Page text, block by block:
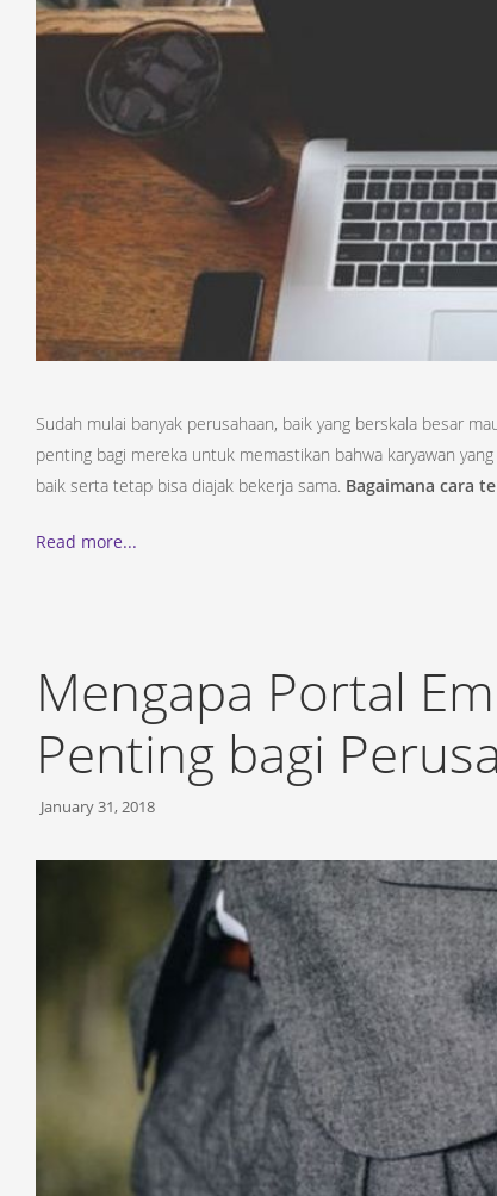
Sudah mulai banyak perusahaan, baik yang berskala besar
penting bagi mereka untuk memastikan bahwa karyawan
baik serta tetap bisa diajak bekerja sama. Bagaimana cara
Read more...
Mengapa Portal
Penting bagi
January 31, 2018